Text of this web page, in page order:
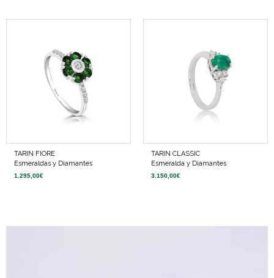
TARIN FIORE
Esmeraldas y Diamantes
1.295,00€
TARIN CLASSIC
Esmeralda y Diamantes
3.150,00€